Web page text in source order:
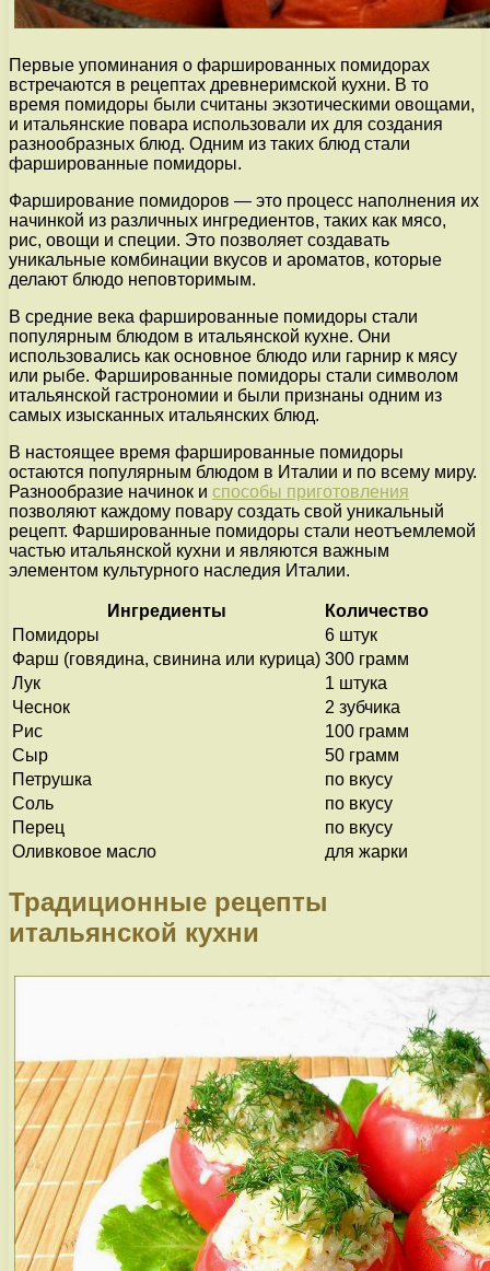
Первые упоминания о фаршированных помидорах
встречаются в рецептах древнеримской кухни. В то
время помидоры были считаны экзотическими овощами,
и итальянские повара использовали их для создания
разнообразных блюд. Одним из таких блюд стали
фаршированные помидоры.
Фарширование помидоров — это процесс наполнения их
начинкой из различных ингредиентов, таких как мясо,
рис, овощи и специи. Это позволяет создавать
уникальные комбинации вкусов и ароматов, которые
делают блюдо неповторимым.
В средние века фаршированные помидоры стали
популярным блюдом в итальянской кухне. Они
использовались как основное блюдо или гарнир к мясу
или рыбе. Фаршированные помидоры стали символом
итальянской гастрономии и были признаны одним из
самых изысканных итальянских блюд.
В настоящее время фаршированные помидоры
остаются популярным блюдом в Италии и по всему миру.
Разнообразие начинок и способы приготовления
позволяют каждому повару создать свой уникальный
рецепт. Фаршированные помидоры стали неотъемлемой
частью итальянской кухни и являются важным
элементом культурного наследия Италии.
Ингредиенты
Количество
Помидоры
6 штук
Фарш (говядина, свинина или курица) 300 грамм
Лук
1 штука
Чеснок
2 зубчика
Рис
100 грамм
Сыр
50 грамм
Петрушка
по вкусу
Соль
по вкусу
Перец
по вкусу
Оливковое масло
для жарки
Традиционные рецепты
итальянской кухни